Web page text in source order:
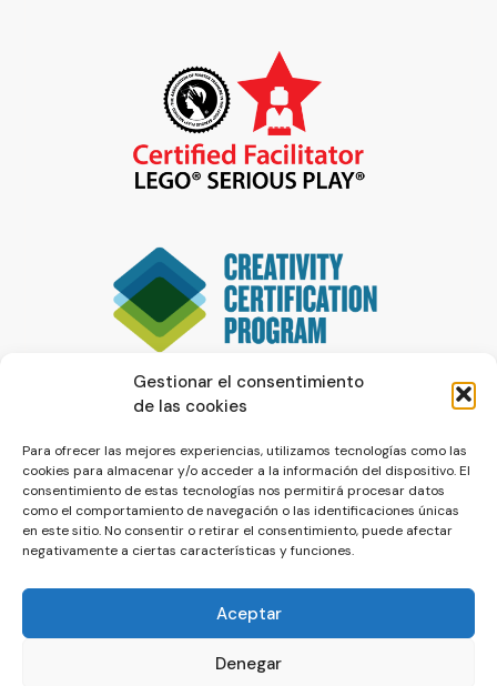
Gestionar el consentimiento
de las cookies
Para ofrecer las mejores experiencias, utilizamos tecnologías como las
cookies para almacenar y/o acceder a la información del dispositivo. El
consentimiento de estas tecnologías nos permitirá procesar datos
como el comportamiento de navegación o las identificaciones únicas
en este sitio. No consentir o retirar el consentimiento, puede afectar
negativamente a ciertas características y funciones.
Aceptar
Denegar